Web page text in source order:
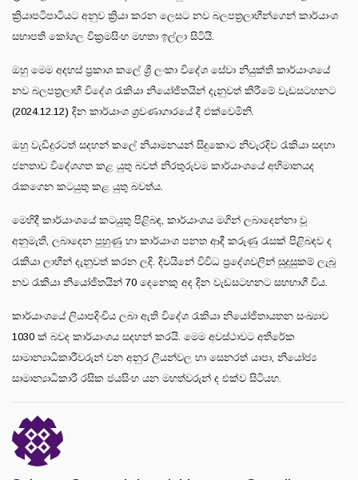
ක්‍රියාපටිපාටියට අනුව ක්‍රියා කරන ලෙසට නව බලපත්‍රලාභීන්ගෙන් කාර්යාංශ
සභාපති කෝශල වික්‍රමසිංහ මහතා ඉල්ලා සිටියි.
ඔහු මෙම අදහස් ප්‍රකාශ කලේ ශ්‍රී ලංකා විදේශ සේවා නියුක්ති කාර්යාංශයේ
නව බලපත්‍රලාභී විදේශ රැකියා නියෝජිතයින් දැනුවත් කිරීමේ වැඩසටහනට
(2024.12.12) දින කාර්යාංශ ශ්‍රවණාගාරයේ දී එක්වෙමිනි.
ඔහු වැඩිදුරටත් සදහන් කලේ නියාමනයන් සිදුකොට නිවැරදිව රැකියා සදහා
ජනතාව විදේශගත කළ යුතු බවත් නිරතුරුවම කාර්යාංශයේ අභිමානයද
රැකගෙන කටයුතු කළ යුතු බවත්ය.
මෙහිදී කාර්යාංශයේ කටයුතු පිළිබඳ, කාර්යාංශය මගින් ලබාදෙන්නා වූ
අනුමැති, ලබාදෙන පුහුණු හා කාර්යාංශ පනත ආදී කරුණු රැසක් පිළිබඳව ද
රැකියා ලාභීන් දැනුවත් කරන ලදි. දිවයිනේ විවිධ ප්‍රදේශවලින් සුදුසුකම් ලැබූ
නව රැකියා නියෝජිතයින් 70 දෙනෙකු අද දින වැඩසටහනට සහභාගී විය.
කාර්යාංශයේ ලියාපදිංචිය ලබා ඇති විදේශ රැකියා නියෝජිතායතන සංඛ්‍යාව
1030 ක් බවද කාර්යාංශය සදහන් කරයි. මෙම අවස්ථාවට අතිරේක
සාමාන්‍යාධිකාරීවරුන් වන අනුර ලියන්වල හා සෙනරත් යාපා, නියෝජ්‍ය
සාමාන්‍යාධිකාරී රසික ජයසිංහ යන මහත්වරුන් ද එක්ව සිටියහ.